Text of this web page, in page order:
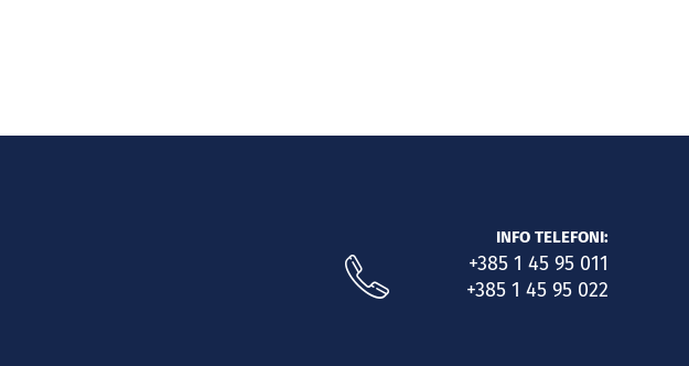
INFO TELEFONI:
+385 1 45 95 011
+385 1 45 95 022